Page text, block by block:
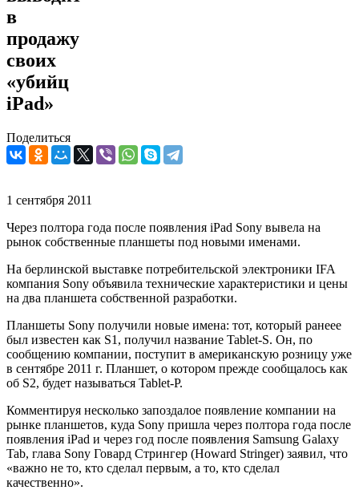
в
продажу
своих
«убийц
iPad»
Поделиться
1 сентября 2011
Через полтора года после появления iPad Sony вывела на
рынок собственные планшеты под новыми именами.
На берлинской выставке потребительской электроники IFA
компания Sony объявила технические характеристики и цены
на два планшета собственной разработки.
Планшеты Sony получили новые имена: тот, который ранеее
был известен как S1, получил название Tablet-S. Он, по
сообщению компании, поступит в американскую розницу уже
в сентябре 2011 г. Планшет, о котором прежде сообщалось как
об S2, будет называться Tablet-P.
Комментируя несколько запоздалое появление компании на
рынке планшетов, куда Sony пришла через полтора года после
появления iPad и через год после появления Samsung Galaxy
Tab, глава Sony Говард Стрингер (Howard Stringer) заявил, что
«важно не то, кто сделал первым, а то, кто сделал
качественно».